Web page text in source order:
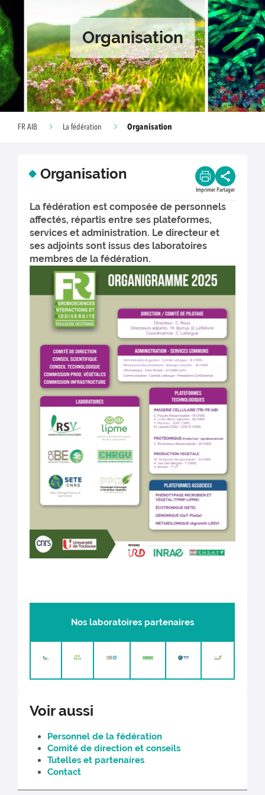
Organisation
FR AIB La fédération Organisation
Organisation
Imprimer Partager
La fédération est composée de personnels
affectés, répartis entre ses plateformes,
services et administration. Le directeur et
ses adjoints sont issus des laboratoires
membres de la fédération.
Nos laboratoires partenaires
Voir aussi
Personnel de la fédération
Comité de direction et conseils
Tutelles et partenaires
Contact